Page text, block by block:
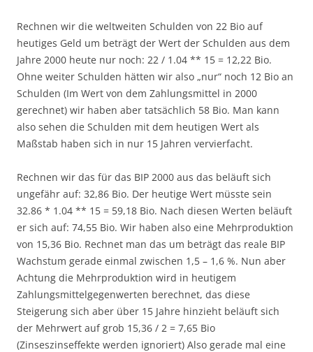
Rechnen wir die weltweiten Schulden von 22 Bio auf
heutiges Geld um beträgt der Wert der Schulden aus dem
Jahre 2000 heute nur noch: 22 / 1.04 ** 15 = 12,22 Bio.
Ohne weiter Schulden hätten wir also „nur“ noch 12 Bio an
Schulden (Im Wert von dem Zahlungsmittel in 2000
gerechnet) wir haben aber tatsächlich 58 Bio. Man kann
also sehen die Schulden mit dem heutigen Wert als
Maßstab haben sich in nur 15 Jahren vervierfacht.
Rechnen wir das für das BIP 2000 aus das beläuft sich
ungefähr auf: 32,86 Bio. Der heutige Wert müsste sein
32.86 * 1.04 ** 15 = 59,18 Bio. Nach diesen Werten beläuft
er sich auf: 74,55 Bio. Wir haben also eine Mehrproduktion
von 15,36 Bio. Rechnet man das um beträgt das reale BIP
Wachstum gerade einmal zwischen 1,5 – 1,6 %. Nun aber
Achtung die Mehrproduktion wird in heutigem
Zahlungsmittelgegenwerten berechnet, das diese
Steigerung sich aber über 15 Jahre hinzieht beläuft sich
der Mehrwert auf grob 15,36 / 2 = 7,65 Bio
(Zinseszinseffekte werden ignoriert) Also gerade mal eine